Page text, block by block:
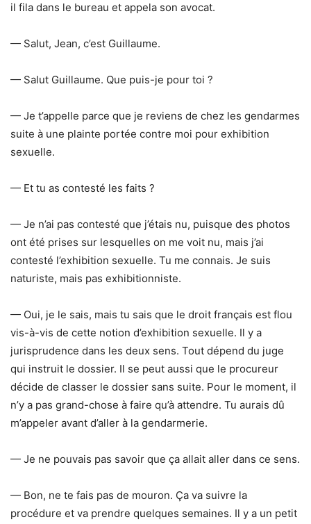
il fila dans le bureau et appela son avocat.
— Salut, Jean, c’est Guillaume.
— Salut Guillaume. Que puis-je pour toi ?
— Je t’appelle parce que je reviens de chez les gendarmes
suite à une plainte portée contre moi pour exhibition
sexuelle.
— Et tu as contesté les faits ?
— Je n’ai pas contesté que j’étais nu, puisque des photos
ont été prises sur lesquelles on me voit nu, mais j’ai
contesté l’exhibition sexuelle. Tu me connais. Je suis
naturiste, mais pas exhibitionniste.
— Oui, je le sais, mais tu sais que le droit français est flou
vis-à-vis de cette notion d’exhibition sexuelle. Il y a
jurisprudence dans les deux sens. Tout dépend du juge
qui instruit le dossier. Il se peut aussi que le procureur
décide de classer le dossier sans suite. Pour le moment, il
n’y a pas grand-chose à faire qu’à attendre. Tu aurais dû
m’appeler avant d’aller à la gendarmerie.
— Je ne pouvais pas savoir que ça allait aller dans ce sens.
— Bon, ne te fais pas de mouron. Ça va suivre la
procédure et va prendre quelques semaines. Il y a un petit